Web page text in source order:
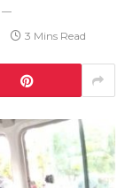
3 Mins Read